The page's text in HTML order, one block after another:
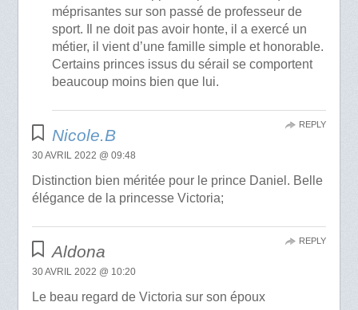
méprisantes sur son passé de professeur de
sport. Il ne doit pas avoir honte, il a exercé un
métier, il vient d’une famille simple et honorable.
Certains princes issus du sérail se comportent
beaucoup moins bien que lui.
Nicole.B
30 AVRIL 2022 @ 09:48
Distinction bien méritée pour le prince Daniel. Belle
élégance de la princesse Victoria;
REPLY
Aldona
30 AVRIL 2022 @ 10:20
Le beau regard de Victoria sur son époux
REPLY